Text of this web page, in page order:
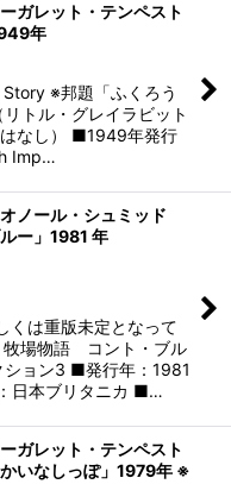
ガレット・テンペスト
年
※邦題「ふくろう
トル・グレイラビット
なし） ■1949年発行
Imp…
ノール・シュミッド
ー」1981 年
くは重版未定となって
場物語 コント・ブル
ション3 ■発行年：1981
日本ブリタニカ ■…
ガレット・テンペスト
いなしっぽ」1979年 ※